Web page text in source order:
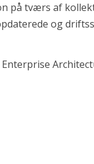
på tværs af
og